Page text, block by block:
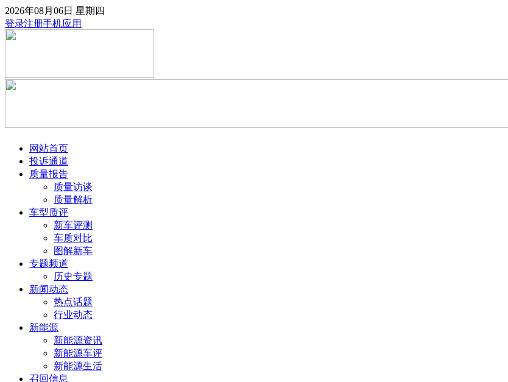
2026年08月06日 星期四
登录注册手机应用
网站首页
投诉通道
质量报告
质量访谈
质量解析
车型质评
新车评测
车质对比
图解新车
专题频道
历史专题
新闻动态
热点话题
行业动态
新能源
新能源资讯
新能源车评
新能源生活
召回信息